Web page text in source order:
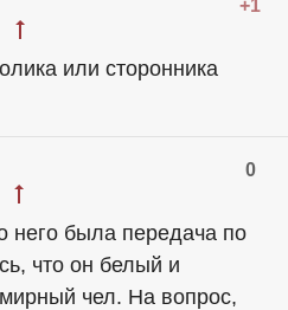
+1
или сторонника
0
него была передача по
что он белый и
чел. На вопрос,